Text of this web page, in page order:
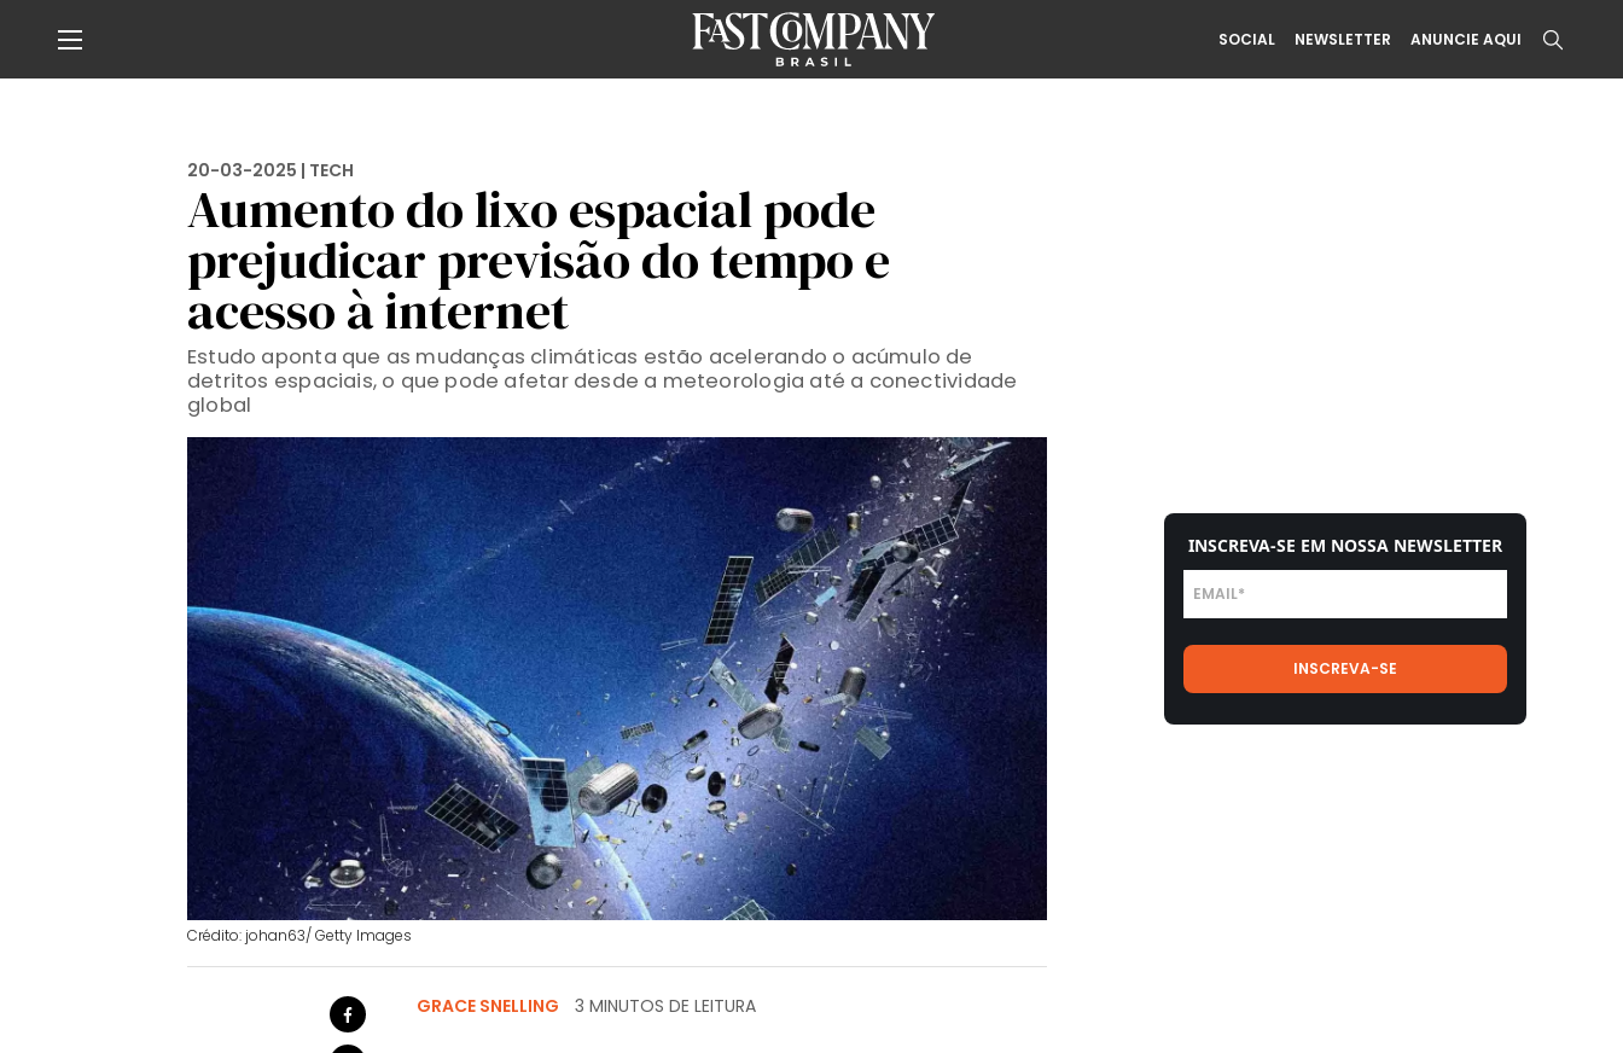
SOCIAL NEWSLETTER ANUNCIE AQUI
20-03-2025 | TECH
Aumento do lixo espacial pode
prejudicar previsão do tempo e
acesso à internet
Estudo aponta que as mudanças climáticas estão acelerando o acúmulo de
detritos espaciais, o que pode afetar desde a meteorologia até a conectividade
global
Crédito: johan63/ Getty Images
GRACE SNELLING 3 MINUTOS DE LEITURA
INSCREVA-SE EM NOSSA NEWSLETTER